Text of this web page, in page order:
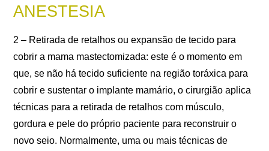
ANESTESIA
2 – Retirada de retalhos ou expansão de tecido para
cobrir a mama mastectomizada: este é o momento em
que, se não há tecido suficiente na região toráxica para
cobrir e sustentar o implante mamário, o cirurgião aplica
técnicas para a retirada de retalhos com músculo,
gordura e pele do próprio paciente para reconstruir o
novo seio. Normalmente, uma ou mais técnicas de